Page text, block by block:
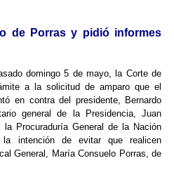
de Porras y pidió informes
domingo 5 de mayo, la Corte de
a la solicitud de amparo que el
en contra del presidente, Bernardo
general de la Presidencia, Juan
Procuraduría General de la Nación
intención de evitar que realicen
General, María Consuelo Porras, de